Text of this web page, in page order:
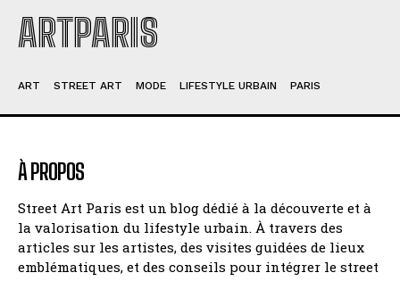
ARTPARIS
ART STREET ART MODE LIFESTYLE URBAIN PARIS
À PROPOS
Street Art Paris est un blog dédié à la découverte et à
la valorisation du lifestyle urbain. À travers des
articles sur les artistes, des visites guidées de lieux
emblématiques, et des conseils pour intégrer le street